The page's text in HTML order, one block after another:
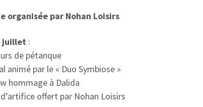
organisée par Nohan Loisirs
juillet :
de pétanque
animé par le « Duo Symbiose »
hommage à Dalida
offert par Nohan Loisirs